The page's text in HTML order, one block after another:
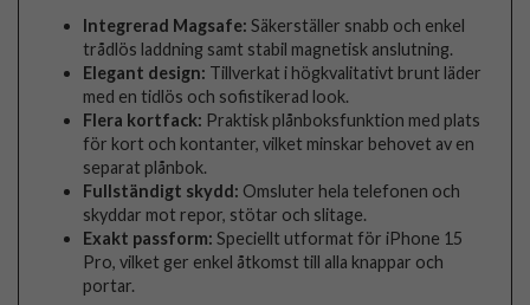
Integrerad Magsafe: Säkerställer snabb och enkel
trådlös laddning samt stabil magnetisk anslutning.
Elegant design: Tillverkat i högkvalitativt brunt läder
med en tidlös och sofistikerad look.
Flera kortfack: Praktisk plånboksfunktion med plats
för kort och kontanter, vilket minskar behovet av en
separat plånbok.
Fullständigt skydd: Omsluter hela telefonen och
skyddar mot repor, stötar och slitage.
Exakt passform: Speciellt utformat för iPhone 15
Pro, vilket ger enkel åtkomst till alla knappar och
portar.